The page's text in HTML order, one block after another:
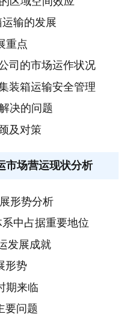
输的发展
重点
司的市场运作状况
装箱运输安全管理
决的问题
及对策
市场营运现状分析
形势分析
系中占据重要地位
发展成就
形势
期来临
要问题